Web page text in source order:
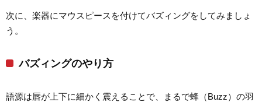
次に、楽器にマウスピースを付けてバズィングをしてみましょ
う。
バズィングのやり方
語源は唇が上下に細かく震えることで、まるで蜂（Buzz）の羽